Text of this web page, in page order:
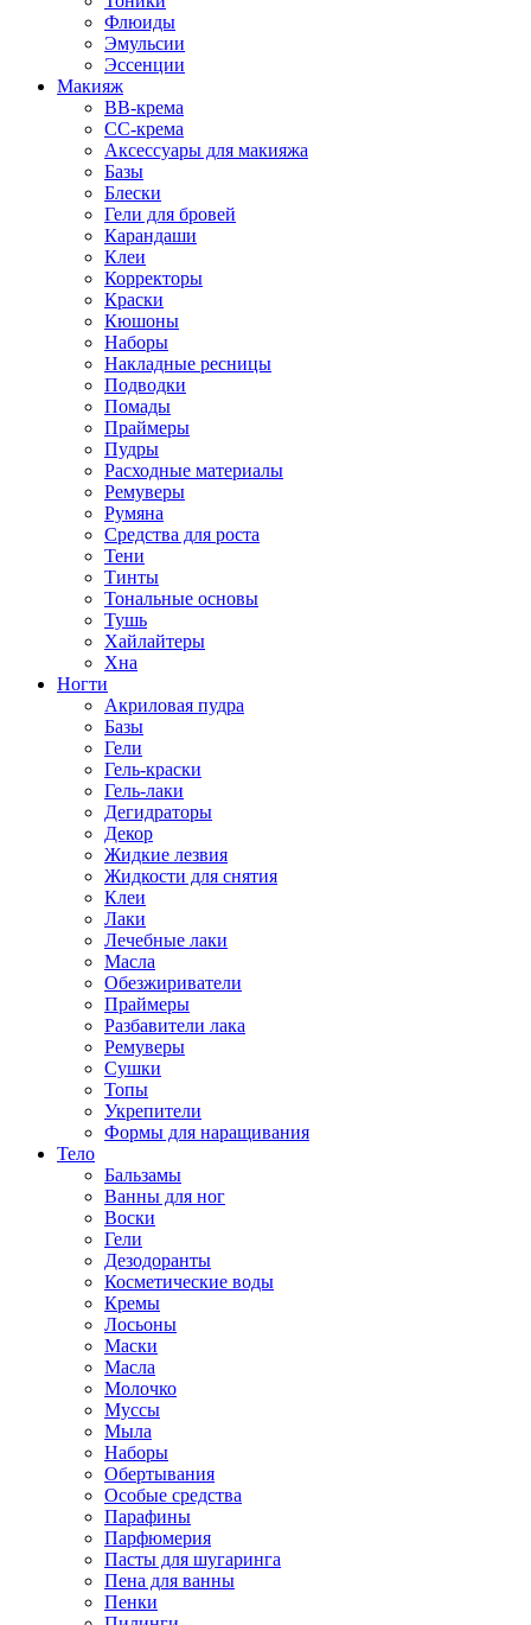
Флюиды
Эмульсии
Эссенции
Макияж
BB-крема
CC-крема
Аксессуары для макияжа
Базы
Блески
Гели для бровей
Карандаши
Клеи
Корректоры
Краски
Кюшоны
Наборы
Накладные ресницы
Подводки
Помады
Праймеры
Пудры
Расходные материалы
Ремуверы
Румяна
Средства для роста
Тени
Тинты
Тональные основы
Тушь
Хайлайтеры
Хна
Ногти
Акриловая пудра
Базы
Гели
Гель-краски
Гель-лаки
Дегидраторы
Декор
Жидкие лезвия
Жидкости для снятия
Клеи
Лаки
Лечебные лаки
Масла
Обезжириватели
Праймеры
Разбавители лака
Ремуверы
Сушки
Топы
Укрепители
Формы для наращивания
Тело
Бальзамы
Ванны для ног
Воски
Гели
Дезодоранты
Косметические воды
Кремы
Лосьоны
Маски
Масла
Молочко
Муссы
Мыла
Наборы
Обертывания
Особые средства
Парафины
Парфюмерия
Пасты для шугаринга
Пена для ванны
Пенки